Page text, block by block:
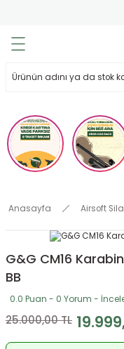
Anasayfa Airsoft
G&G CM16
BB
0.0 Puan - 0 Yorum -
25.000,00 TL